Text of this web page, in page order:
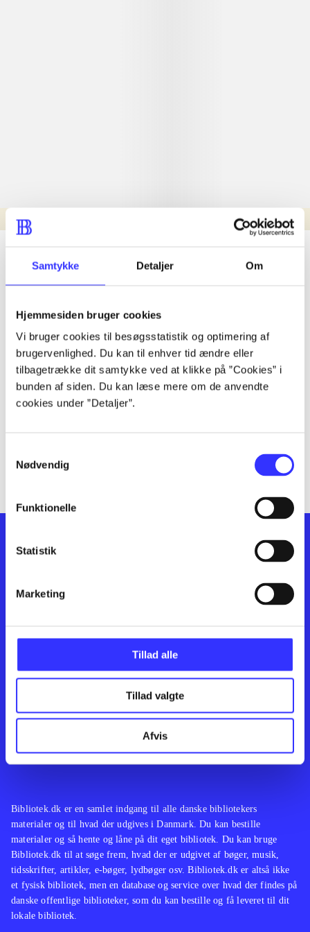
Samtykke Detaljer Om
Hjemmesiden bruger cookies
Vi bruger cookies til besøgsstatistik og optimering af
brugervenlighed. Du kan til enhver tid ændre eller
tilbagetrække dit samtykke ved at klikke på ”Cookies” i
bunden af siden. Du kan læse mere om de anvendte
cookies under ”Detaljer”.
Nødvendig
Funktionelle
Statistik
Marketing
Tillad alle
Tillad valgte
Afvis
Nyhed
lorem ipsum dolor sit amet ...
lorem ipsum dolor sit amet ...
lorem ipsum dolor sit amet ...
lorem ipsum dolor sit amet ...
lorem ipsum dolor sit amet ...
lorem ipsum dolor sit amet ...
lorem ipsum dolor sit amet ...
Feedback
Bibliotek.dk er en samlet indgang til alle danske bibliotekers
materialer og til hvad der udgives i Danmark. Du kan bestille
materialer og så hente og låne på dit eget bibliotek. Du kan bruge
Bibliotek.dk til at søge frem, hvad der er udgivet af bøger, musik,
tidsskrifter, artikler, e-bøger, lydbøger osv. Bibliotek.dk er altså ikke
et fysisk bibliotek, men en database og service over hvad der findes på
danske offentlige biblioteker, som du kan bestille og få leveret til dit
lokale bibliotek.
Kontakt os
English
Artikler
Film
Musik
Noder